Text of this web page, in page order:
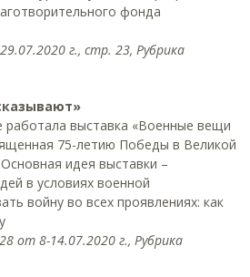
фонда
г., стр. 23, Рубрика
выставка «Военные вещи
75-летию Победы в Великой
идея выставки –
в условиях военной
войну во всех проявлениях: как
от 8-14.07.2020 г., Рубрика